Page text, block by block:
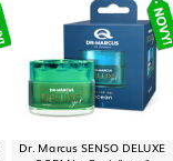
Dr. Marcus SENSO DELUXE